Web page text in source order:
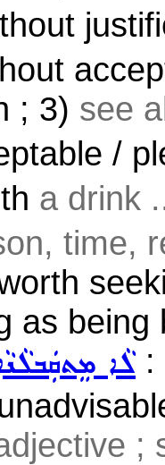
; 3) see
/
a drink
time,
as being
ܠܵܐ:
;